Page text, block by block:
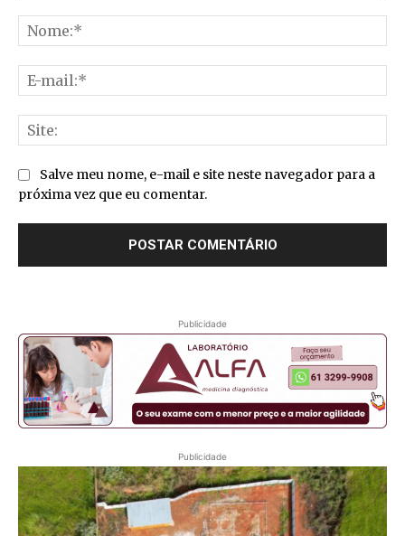
Salve meu nome, e-mail e site neste navegador para a
próxima vez que eu comentar.
Publicidade
Publicidade